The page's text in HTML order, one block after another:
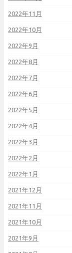
2022年11月
2022年10月
2022年9月
2022年8月
2022年7月
2022年6月
2022年5月
2022年4月
2022年3月
2022年2月
2022年1月
2021年12月
2021年11月
2021年10月
2021年9月